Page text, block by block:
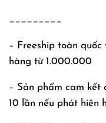
_________
– Freeship toàn
hàng từ 1.000.000
– Sản phẩm cam kết
10 lần nếu phát hiện